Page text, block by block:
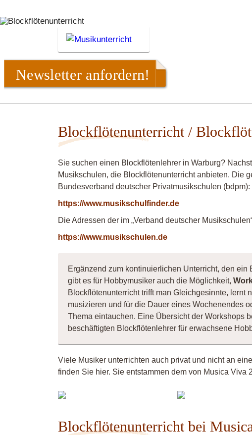
Newsletter anfordern!
Blockflötenunterricht /
Sie suchen einen Blockflötenlehrer in Warburg?
Musikschulen, die Blockflötenunterricht anbieten. Die
Bundesverband deutscher Privatmusikschulen (bdpm):
https://www.musikschulfinder.de
Die Adressen der im „Verband deutscher
https://www.musikschulen.de
Ergänzend zum kontinuierlichen Unterricht, den
gibt es für Hobbymusiker auch die Möglichkeit,
Blockflötenunterricht trifft man Gleichgesinnte, lernt
musizieren und für die Dauer eines Wochenendes
Thema eintauchen. Eine Übersicht der Workshops
beschäftigten Blockflötenlehrer für erwachsene
Viele Musiker unterrichten auch privat und nicht an
finden Sie hier. Sie entstammen dem von Musica Viva
Blockflötenunterricht bei